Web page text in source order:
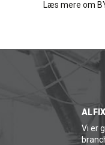
Læs mere om
Vi er